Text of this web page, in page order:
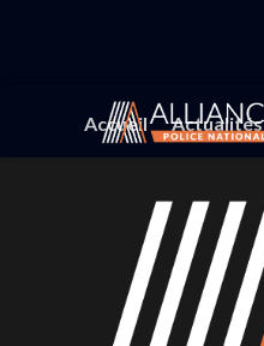
Accueil Actualités